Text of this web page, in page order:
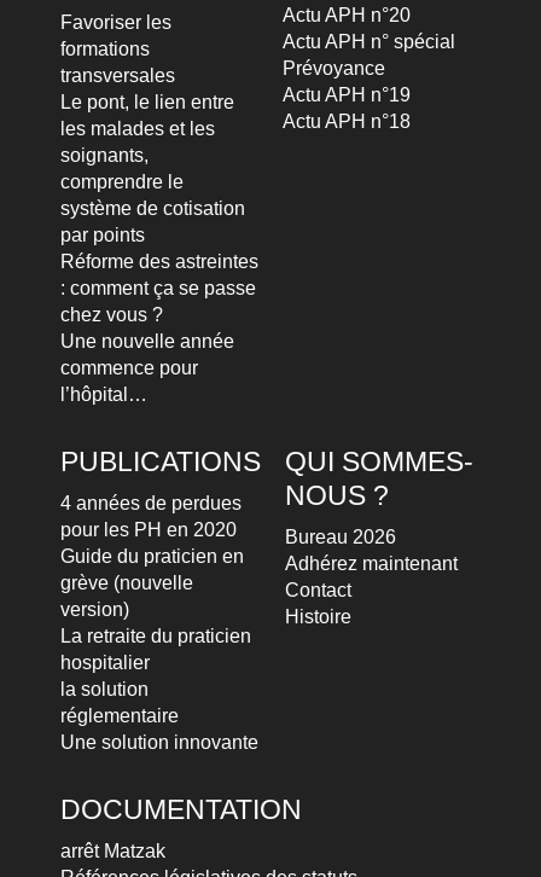
Favoriser les
formations
transversales
Le pont, le lien entre
les malades et les
soignants,
comprendre le
système de cotisation
par points
Réforme des astreintes
: comment ça se passe
chez vous ?
Une nouvelle année
commence pour
l’hôpital…
Actu APH n°20
Actu APH n° spécial
Prévoyance
Actu APH n°19
Actu APH n°18
PUBLICATIONS
4 années de perdues
pour les PH en 2020
Guide du praticien en
grève (nouvelle
version)
La retraite du praticien
hospitalier
la solution
réglementaire
Une solution innovante
QUI SOMMES-
NOUS ?
Bureau 2026
Adhérez maintenant
Contact
Histoire
DOCUMENTATION
arrêt Matzak